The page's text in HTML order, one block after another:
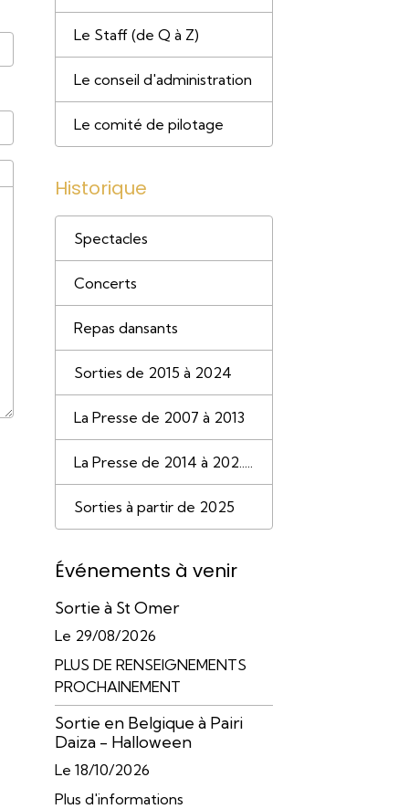
Le Staff (de Q à Z)
Le conseil d'administration
Le comité de pilotage
Historique
Spectacles
Concerts
Repas dansants
Sorties de 2015 à 2024
La Presse de 2007 à 2013
La Presse de 2014 à 202.....
Sorties à partir de 2025
Événements à venir
Sortie à St Omer
Le 29/08/2026
PLUS DE RENSEIGNEMENTS
PROCHAINEMENT
Sortie en Belgique à Pairi
Daiza - Halloween
Le 18/10/2026
Plus d'informations